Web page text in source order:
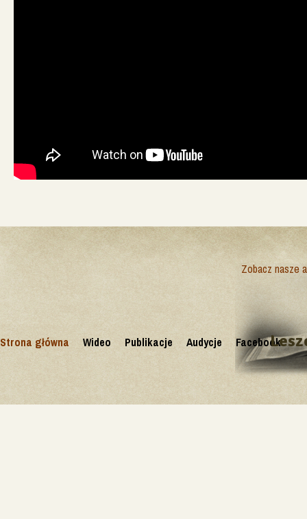
Strona główna Wideo Publikacje Audycje Facebook
Zobacz nasze